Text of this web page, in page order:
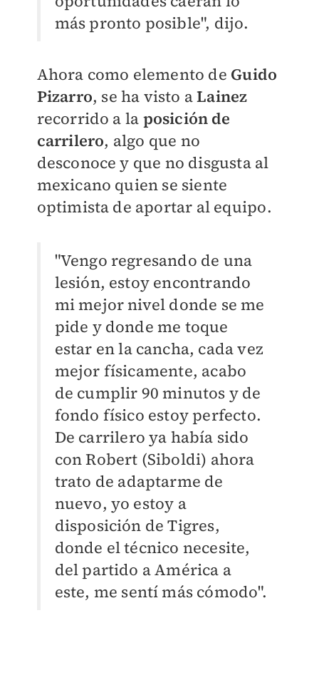
más pronto posible", dijo.
Ahora como elemento de Guido
Pizarro, se ha visto aLainez
recorrido a la posición de
carrilero, algo que no
desconoce y que no disgusta al
mexicano quien se siente
optimista de aportar al equipo.
"Vengo regresando de una
lesión, estoy encontrando
mi mejor nivel donde se me
pide y donde me toque
estar en la cancha, cada vez
mejor físicamente, acabo
de cumplir 90 minutos y de
fondo físico estoy perfecto.
De carrilero ya había sido
con Robert (Siboldi) ahora
trato de adaptarme de
nuevo, yo estoy a
disposición de Tigres,
donde el técnico necesite,
del partido a América a
este, me sentí más cómodo".